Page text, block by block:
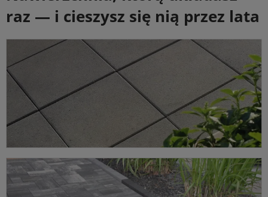
raz — i cieszysz się nią przez lata
Płyty